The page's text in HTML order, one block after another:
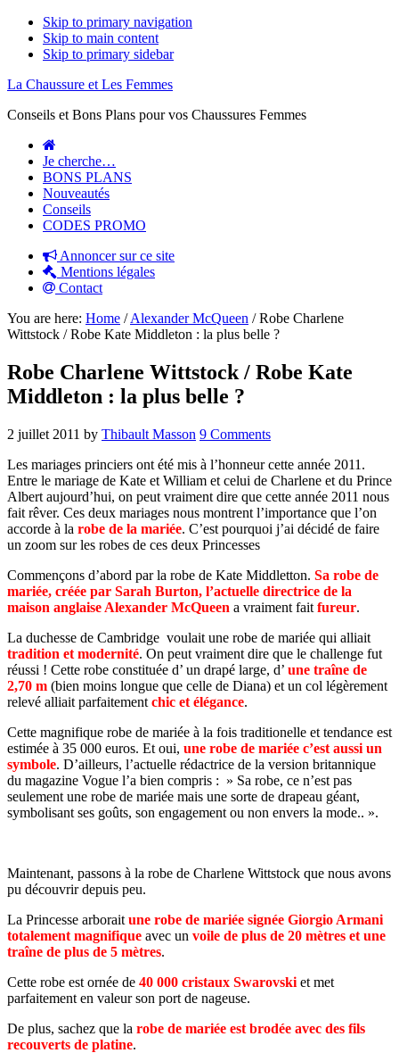
Skip to primary navigation
Skip to main content
Skip to primary sidebar
La Chaussure et Les Femmes
Conseils et Bons Plans pour vos Chaussures Femmes
Je cherche…
BONS PLANS
Nouveautés
Conseils
CODES PROMO
Annoncer sur ce site
Mentions légales
Contact
You are here: Home / Alexander McQueen /Robe Charlene
Wittstock / Robe Kate Middleton : la plus belle ?
Robe Charlene Wittstock / Robe Kate
Middleton : la plus belle ?
2 juillet 2011 by Thibault Masson 9 Comments
Les mariages princiers ont été mis à l’honneur cette année 2011.
Entre le mariage de Kate et William et celui de Charlene et du Prince
Albert aujourd’hui, on peut vraiment dire que cette année 2011 nous
fait rêver. Ces deux mariages nous montrent l’importance que l’on
accorde à la robe de la mariée. C’est pourquoi j’ai décidé de faire
un zoom sur les robes de ces deux Princesses
Commençons d’abord par la robe de Kate Middletton. Sa robe de
mariée, créée par Sarah Burton, l’actuelle directrice de la
maison anglaise Alexander McQueen a vraiment fait fureur.
La duchesse de Cambridge voulait une robe de mariée qui alliait
tradition et modernité. On peut vraiment dire que le challenge fut
réussi ! Cette robe constituée d’ un drapé large, d’ une traîne de
2,70 m (bien moins longue que celle de Diana) et un col légèrement
relevé alliait parfaitement chic et élégance.
Cette magnifique robe de mariée à la fois traditionelle et tendance est
estimée à 35 000 euros. Et oui, une robe de mariée c’est aussi un
symbole. D’ailleurs, l’actuelle rédactrice de la version britannique
du magazine Vogue l’a bien compris : » Sa robe, ce n’est pas
seulement une robe de mariée mais une sorte de drapeau géant,
symbolisant ses goûts, son engagement ou non envers la mode.. ».
Maintenant, passons à la robe de Charlene Wittstock que nous avons
pu découvrir depuis peu.
La Princesse arborait une robe de mariée signée Giorgio Armani
totalement magnifique avec un voile de plus de 20 mètres et une
traîne de plus de 5 mètres.
Cette robe est ornée de 40 000 cristaux Swarovski et met
parfaitement en valeur son port de nageuse.
De plus, sachez que la robe de mariée est brodée avec des fils
recouverts de platine.